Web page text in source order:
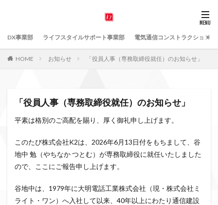
DX事業部 ライフスタイルサポート事業部 電気通信コンストラクション事
HOME お知らせ 「役員人事（専務取締役就任）のお知らせ」
「役員人事（専務取締役就任）のお知らせ」
平素は格別のご高配を賜り、厚く御礼申し上げます。
このたび株式会社K2は、2026年6月13日付をもちまして、谷
地中 勉（やちなか つとむ）が専務取締役に就任いたしました
ので、ここにご報告申し上げます。
谷地中は、1979年に大明電話工業株式会社（現・株式会社ミ
ライト・ワン）へ入社して以来、40年以上にわたり通信建設